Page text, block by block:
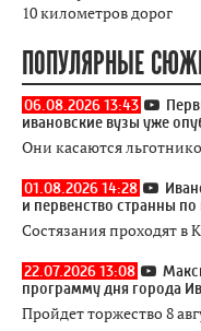
10 километров дорог
ПОПУЛЯРНЫЕ
06.08.2026 13:43
ивановские вузы уже
Они касаются
01.08.2026 14:28
и первенство странны
Состязания проходят
22.07.2026 13:08
программу дня города
Пройдет торжество 8